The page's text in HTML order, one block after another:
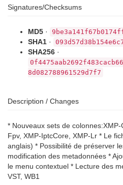
Signatures/Checksums
MD5 ·
SHA1 ·
SHA256 ·
8d082788961529d7f7
Description / Changes
* Nouveaux sets de
Fpv, XMP-IptcCore, XMP-Lr * Le
anglais) * Possibilité de préserver
modification des metadonnées *
le menu contextuel * Lecture des
VST, WB1